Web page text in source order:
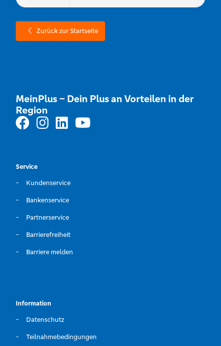
Zurück zur Startseite
MeinPlus – Dein Plus an Vorteilen in der
Region
Service
Kundenservice
Bankenservice
Partnerservice
Barrierefreiheit
Barriere melden
Information
Datenschutz
Teilnahmebedingungen